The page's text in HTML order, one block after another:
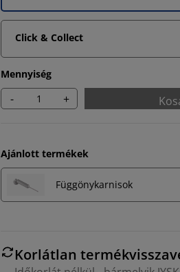
Click & Collect
Mennyiség
- +
Ajánlott termékek
Függönykarnisok
Korlátlan